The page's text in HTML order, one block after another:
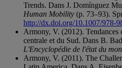
Trends. Dans J. Domínguez
Human Mobility (p. 73–93).
http://dx.doi.org/10.1007/978-
Armony, V. (2012). Tendances
centrale et du Sud. Dans B.
L'Encyclopédie de l'état du
Armony, V. (2011). The